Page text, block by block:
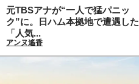
元TBSアナが“一人で猛パニッ
ク”に。日ハム本拠地で遭遇した
「人気...
アンヌ遙香